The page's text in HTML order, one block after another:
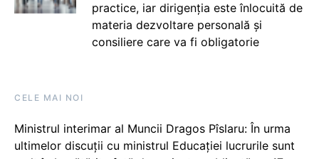
practice, iar dirigenția este înlocuită de
materia dezvoltare personală și
consiliere care va fi obligatorie
CELE MAI NOI
Ministrul interimar al Muncii Dragos Pîslaru: În urma
ultimelor discuții cu ministrul Educației lucrurile sunt